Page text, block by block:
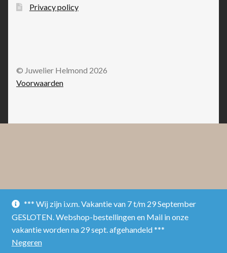
*** Wij zijn i.v.m. Vakantie van 7 t/m 29 September
GESLOTEN. Webshop-bestellingen en Mail in onze
vakantie worden na 29 sept. afgehandeld ***
Negeren
Privacy policy
© Juwelier Helmond 2026
Voorwaarden